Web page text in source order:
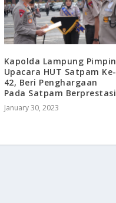
Kapolda Lampung Pimpin
Upacara HUT Satpam Ke-
42, Beri Penghargaan
Pada Satpam Berprestasi
January 30, 2023